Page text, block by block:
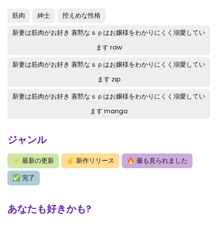
筋肉 紳士
控えめな性格
新妻は筋肉がお好き 寡黙なｓｐはお嬢様をわかりにくく溺愛してい
ます raw
新妻は筋肉がお好き 寡黙なｓｐはお嬢様をわかりにくく溺愛してい
ます zip
新妻は筋肉がお好き 寡黙なｓｐはお嬢様をわかりにくく溺愛してい
ます manga
ジャンル
⚡ 最新の更新 ✌ 新作リリース 🔥 最も見られました
✅ 完了
あなたも好きかも?